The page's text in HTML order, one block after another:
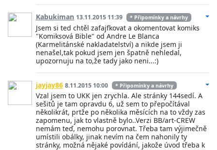
Kabukiman 13.11.2015 11:39 * Připomínky a návrhy
Jsem si ted chtěl zafajfkovat a okomentovat komiks
"Komiksová Bible" od Andre Le Blanca
(Karmelitánské nakladatelství) a nikde jsem ji
nenašel,tak pokud jsem jen špatně nehledal,
upozornuju na to,že tady jako neni...:)
jayjay86 8.11.2015 10:00 * Připomínky a návrhy
Vzal jsem to UKK jen zrychla. Ale stránky 144sedí. A
sešitů je tam opravdu 6, už sem to přepočítával
několikrát, prtže po několika měsících na to vždy zas
zapomenu, jak to vlastně bylo..Verzi BB/art-CREW
nemám teď, nemohu porovnat. Třeba tam výjimečně
umístili obálky, jinak nevím na čem nahonily ty
stránky, možná nějaké povídání, jakože úvod třeba k